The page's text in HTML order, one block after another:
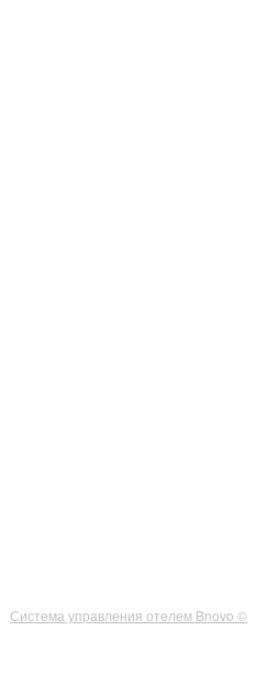
Система управления отелем Bnovo ©